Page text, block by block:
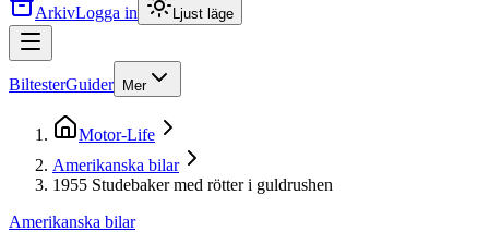
ArkivLogga in Ljust läge
BiltesterGuider Mer
Motor-Life
Amerikanska bilar
1955 Studebaker med rötter i guldrushen
Amerikanska bilar